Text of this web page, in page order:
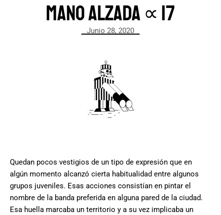
Mano alzada ∝ 17
Junio 28, 2020
Quedan pocos vestigios de un tipo de expresión que en
algún momento alcanzó cierta habitualidad entre algunos
grupos juveniles. Esas acciones consistían en pintar el
nombre de la banda preferida en alguna pared de la ciudad.
Esa huella marcaba un territorio y a su vez implicaba un